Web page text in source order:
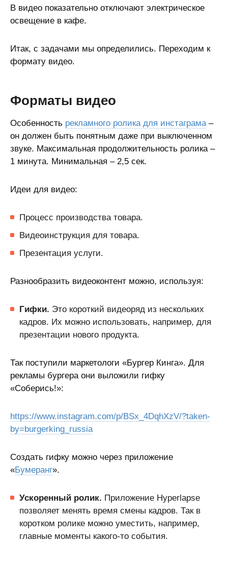
В видео показательно отключают электрическое
освещение в кафе.
Итак, с задачами мы определились. Переходим к
формату видео.
Форматы видео
Особенность рекламного ролика для инстаграма –
он должен быть понятным даже при выключенном
звуке. Максимальная продолжительность ролика –
1 минута. Минимальная – 2,5 сек.
Идеи для видео:
Процесс производства товара.
Видеоинструкция для товара.
Презентация услуги.
Разнообразить видеоконтент можно, используя:
Гифки. Это короткий видеоряд из нескольких
кадров. Их можно использовать, например, для
презентации нового продукта.
Так поступили маркетологи «Бургер Кинга». Для
рекламы бургера они выложили гифку
«Соберись!»:
https://www.instagram.com/p/BSx_4DqhXzV/?taken-
by=burgerking_russia
Создать гифку можно через приложение
«Бумеранг».
Ускоренный ролик. Приложение Hyperlapse
позволяет менять время смены кадров. Так в
коротком ролике можно уместить, например,
главные моменты какого-то события.